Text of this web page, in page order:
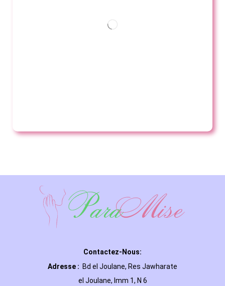
Contactez-Nous:
Adresse : Bd el Joulane, Res Jawharate
el Joulane, Imm 1, N 6